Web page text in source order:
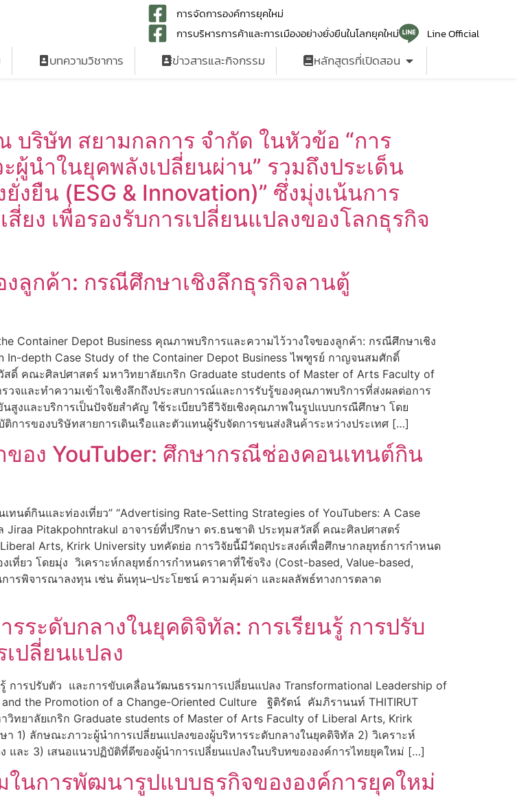
การจัดการองค์การยุคใหม่
การบริหารการค้าและการเมืองอย่างยั่งยืนในโลกยุคใหม่
Line Official
บทความวิชาการ ข่าวสารและกิจกรรม หลักสูตรที่เปิดสอน
ริษัท สยามกลการ จำกัด ในหัวข้อ “การ
นำในยุคพลังเปลี่ยนผ่าน” รวมถึงประเด็น
ยืน (ESG & Innovation)” ซึ่งมุ่งเน้นการ
ยง เพื่อรองรับการเปลี่ยนแปลงของโลกธุรกิจ
ลูกค้า: กรณีศึกษาเชิงลึกธุรกิจลานตู้
Container Depot Business คุณภาพบริการและความไว้วางใจของลูกค้า: กรณีศึกษาเชิง
In-depth Case Study of the Container Depot Business ไพฑูรย์ กาญจนสมศักดิ์
สดิ์ คณะศิลปศาสตร์ มหาวิทยาลัยเกริก Graduate students of Master of Arts Faculty of
จและทำความเข้าใจเชิงลึกถึงประสบการณ์และการรับรู้ของคุณภาพบริการที่ส่งผลต่อการ
สูงและบริการเป็นปัจจัยสำคัญ ใช้ระเบียบวิธีวิจัยเชิงคุณภาพในรูปแบบกรณีศึกษา โดย
ารของบริษัทสายการเดินเรือและตัวแทนผู้รับจัดการขนส่งสินค้าระหว่างประเทศ […]
อง YouTuber: ศึกษากรณีช่องคอนเทนต์กิน
ต์กินและท่องเที่ยว” “Advertising Rate-Setting Strategies of YouTubers: A Case
Jiraa Pitakpohntrakul อาจารย์ที่ปรึกษา ดร.ธนชาติ ประทุมสวัสดิ์ คณะศิลปศาสตร์
Arts, Krirk University บทคัดย่อ การวิจัยนี้มีวัตถุประสงค์เพื่อศึกษากลยุทธ์การกำหนด
ที่ยว โดยมุ่ง วิเคราะห์กลยุทธ์การกำหนดราคาที่ใช้จริง (Cost-based, Value-based,
ารพิจารณาลงทุน เช่น ต้นทุน–ประโยชน์ ความคุ้มค่า และผลลัพธ์ทางการตลาด
ระดับกลางในยุคดิจิทัล: การเรียนรู้ การปรับ
ปลี่ยนแปลง
การปรับตัว และการขับเคลื่อนวัฒนธรรมการเปลี่ยนแปลง Transformational Leadership of
the Promotion of a Change-Oriented Culture ฐิติรัตน์ คัมภิรานนท์ THITIRUT
ทยาลัยเกริก Graduate students of Master of Arts Faculty of Liberal Arts, Krirk
ะภาวะผู้นำการเปลี่ยนแปลงของผู้บริหารระดับกลางในยุคดิจิทัล 2) วิเคราะห์
และ 3) เสนอแนวปฏิบัติที่ดีของผู้นำการเปลี่ยนแปลงในบริบทขององค์การไทยยุคใหม่ […]
นการพัฒนารูปแบบธุรกิจขององค์การยุคใหม่